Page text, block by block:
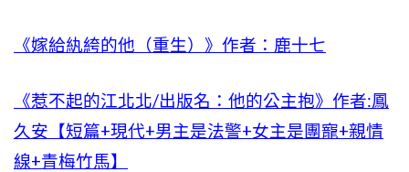
《嫁給紈絝的他（重生）》作者：鹿十七
《惹不起的江北北/出版名：他的公主抱》作者:鳳
久安【短篇+現代+男主是法警+女主是團寵+親情
線+青梅竹馬】